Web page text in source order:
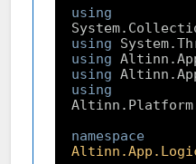
using
using
using
using
using
namespace